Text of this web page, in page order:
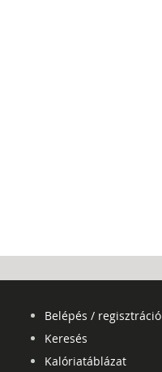
Belépés / regisztráció
Keresés
Kalóriatáblázat